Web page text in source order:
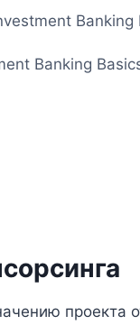
Banking
Banking
проекта